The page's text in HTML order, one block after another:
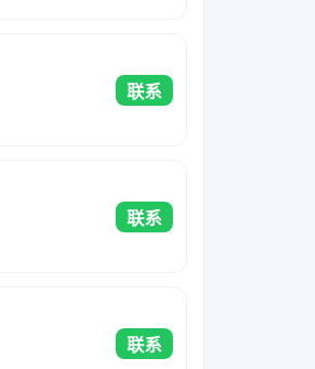
联系
联系
联系